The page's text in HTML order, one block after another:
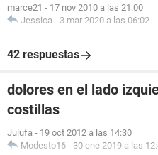
marce21 - 17 nov 2010 a las 21:00
Jessica - 3 mar 2020 a las 06:02
42 respuestas
dolores en el lado
costillas
Julufa - 19 oct 2012 a las 14:30
Modesto16 - 30 ene 2019 a las